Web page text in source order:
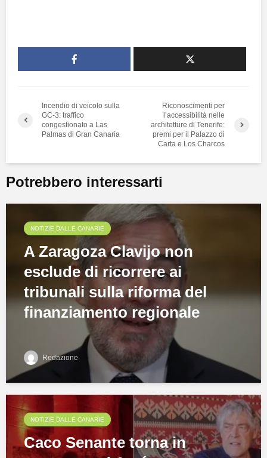
Incendio di veicolo sulla
GC-3: traffico
congestionato a Las
Palmas di Gran Canaria
Riconoscimenti per
l’accessibilità nelle
architetture di Tenerife:
premi per il Palazzo di
Carta e Los Charcos
Potrebbero interessarti
NOTIZIE DALLE CANARIE
A Zaragoza Clavijo non
esclude di ricorrere ai
tribunali sulla riforma del
finanziamento regionale
Redazione
NOTIZIE DALLE CANARIE
Caco Senante torna in